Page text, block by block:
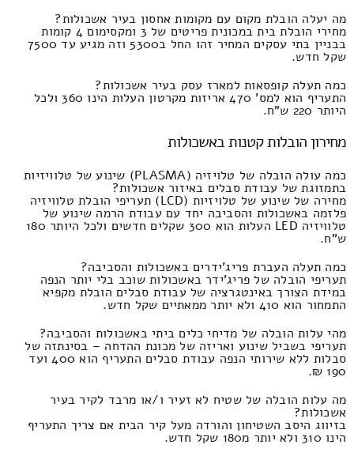
מה יעלה הובלת מקום עם מקומות אחסון בעיר אשכולות?
מחירי הובלת בית במכונית פריטים של 3 ומקסימום 4 קומות
בבניין בתי עסקים המחיר זהו החל ב5300 וזה מגיע עד 7500
שקל חדש.
כמה תעלה קופסאות למארז עסק בעיר אשכולות?
התעריף הוא למס' 470 אריזות מקרטון העלות הינו 360 ולכל
היותר 220 ש"ח.
מחירון הובלות קטנות באשכולות
כמה עולה הובלה של טלויזיה (PLASMA) שינוע של טלוויזיות
בתמזוגת של עבודת סבלים באיזור אשכולות?
מחירה של שינוע של טלויזיות (LCD) תעריפי הובלת טלוויזיה
פלזמה באשכולות והסביבה יחד עם עבודת הרמה שינוע של
טלוויזיה LED העלות הוא 300 שקלים חדשים ולכל היותר 180
ש"ח.
כמה תעלה העברת פריג'ידרים באשכולות והסביבה?
תעריפי הובלה של פריג'ידר באשכולות שוכב בלי יותר הנפה
במידת הצורך באינטגרציה של עבודת סבלים הובלת מקפיא
התמחור הוא 410 ולא יותר ממאתיים שקל חדש.
מהי עלות הובלה של מדיחי כלים ביתי באשכולות והסביבה?
תעריפי בשביל שינוע ואריזה של מכונת ההדחה – בסינתזה של
סבלות ללא שירותי הנפה עבודת סבלים התעריף הוא 400 ועד
190 ₪.
מה עלות הובלה של שטיח לא זעיר ו/או מרבד לקיר בעיר
אשכולות?
בזיווג היסב השטיחון והורדה מעל קיר הבית אם צריך התעריף
הינו 310 ולא יותר מ180 שקל חדש.